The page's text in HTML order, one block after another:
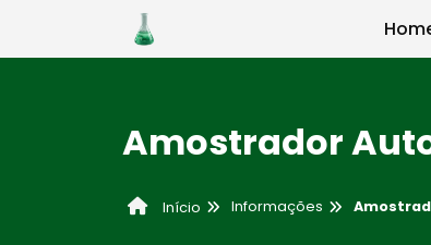
Amostrador
Início Informações